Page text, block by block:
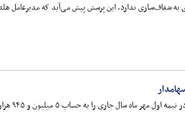
به شفاف‌سازی ندارد، این پرسش پیش می‌آید که